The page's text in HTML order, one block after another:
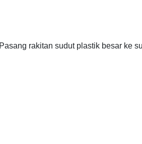
rakitan sudut plastik besar ke